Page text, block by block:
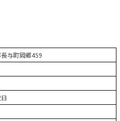
与町岡郷459